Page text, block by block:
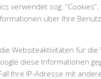
verwendet sog.
über Ihre
Websiteaktivitäten für
diese Informationen
Ihre IP-Adresse mit